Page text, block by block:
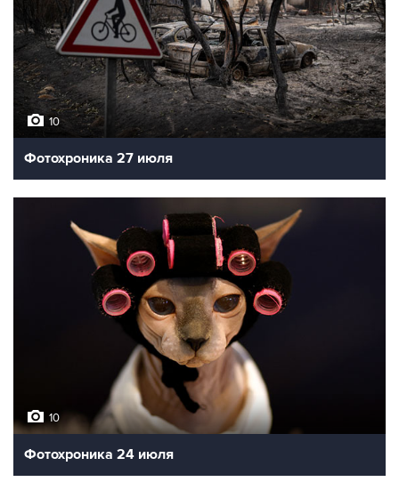
10
Фотохроника 27 июля
10
Фотохроника 24 июля